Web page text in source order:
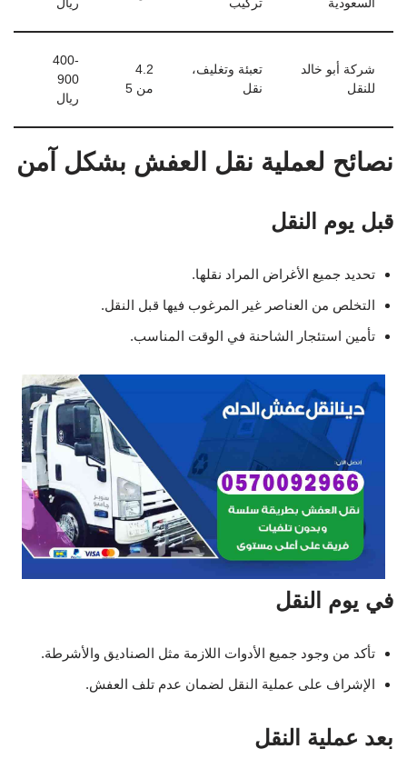
السعودية تركيب ريال
شركة أبو خالد
للنقل
تعبئة وتغليف،
نقل
4.2
من 5
400-
900
ريال
نصائح لعملية نقل العفش بشكل آمن
قبل يوم النقل
تحديد جميع الأغراض المراد نقلها.
التخلص من العناصر غير المرغوب فيها قبل النقل.
تأمين استئجار الشاحنة في الوقت المناسب.
في يوم النقل
تأكد من وجود جميع الأدوات اللازمة مثل الصناديق والأشرطة.
الإشراف على عملية النقل لضمان عدم تلف العفش.
بعد عملية النقل